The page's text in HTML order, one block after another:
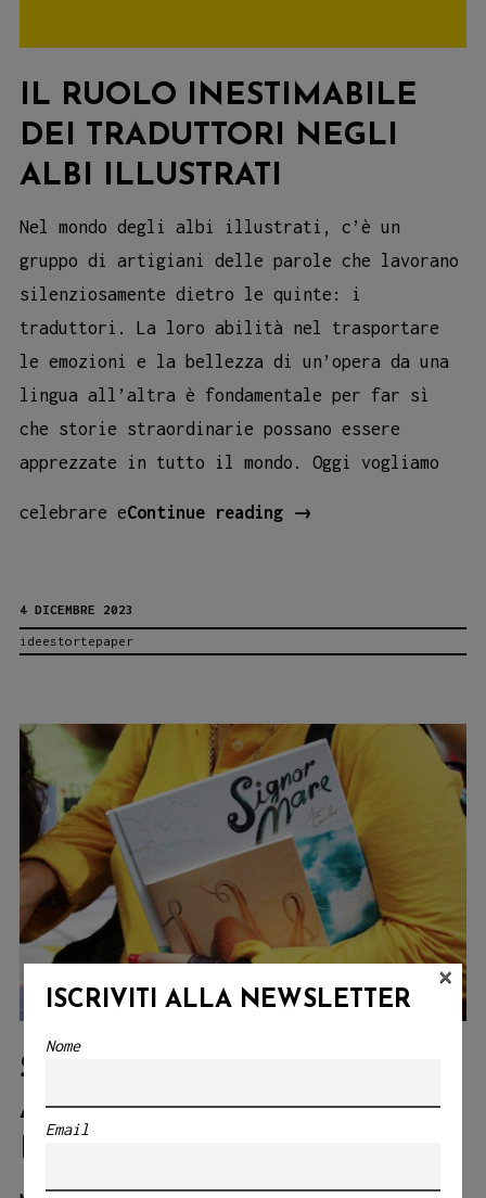
IL RUOLO INESTIMABILE
DEI TRADUTTORI NEGLI
ALBI ILLUSTRATI
Nel mondo degli albi illustrati, c’è un
gruppo di artigiani delle parole che lavorano
silenziosamente dietro le quinte: i
traduttori. La loro abilità nel trasportare
le emozioni e la bellezza di un’opera da una
lingua all’altra è fondamentale per far sì
che storie straordinarie possano essere
apprezzate in tutto il mondo. Oggi vogliamo
celebrare eContinue reading
IL
ILLUSTRATI
→
4 DICEMBRE 2023
ideestortepaper
SIGNOR MARE, IL NUOVO
ALBO DI ANDRÉ CARRILHO
IN LIBRERIA
ISCRIVITI ALLA NEWSLETTER
Nome
Email
×